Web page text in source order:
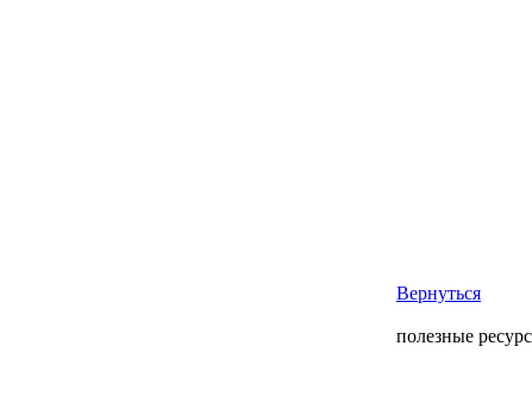
Вернуться
полезные